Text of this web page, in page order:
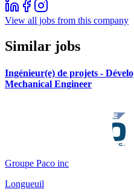
View all jobs from this company
Similar jobs
Ingénieur(e) de projets -
Mechanical Engineer
Groupe Paco inc
Longueuil